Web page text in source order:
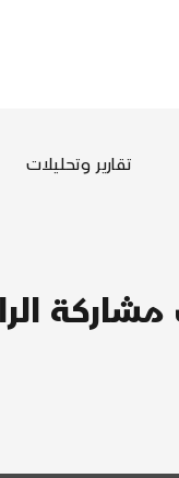
تقارير وتحليلات